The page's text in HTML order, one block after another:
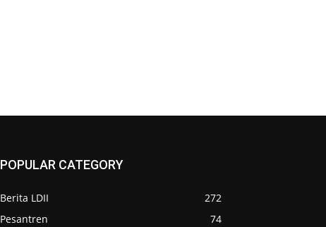
POPULAR CATEGORY
Berita LDII
272
Pesantren
74